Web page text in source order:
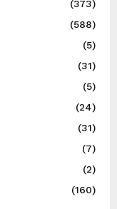
(373)
(588)
(5)
(31)
(5)
(24)
(31)
(7)
(2)
(160)